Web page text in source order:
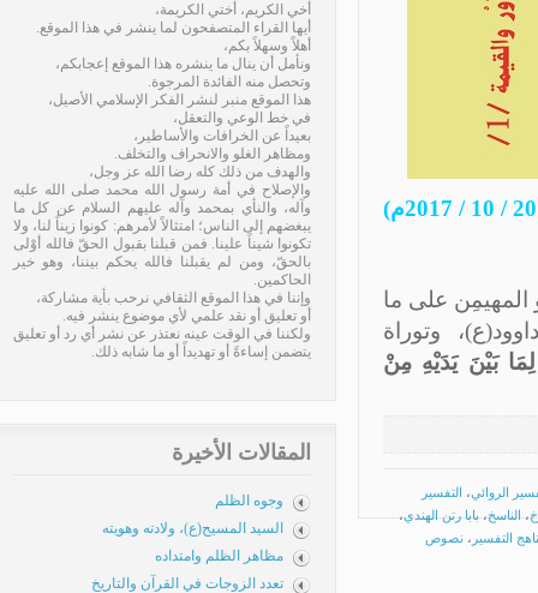
على ما
وتوراة
بَيْنَ يَدَيْهِ مِنْ
الروائي، التفسير
الناسخ،بابا رتن الهندي ،
التفسير، نصوص
أخي الكريم، أختي الكريمة،
أيها القراء المتصفحون لما ينشر في هذا الموقع.
أهلاً وسهلاً بكم،
ونأمل أن ينال ما ينشره هذا الموقع إعجابكم،
وتحصل منه الفائدة المرجوة.
هذا الموقع منبر لنشر الفكر الإسلامي الأصيل،
في خط الوعي والتعقل،
بعيداً عن الخرافات والأساطير،
ومظاهر الغلو والانحراف والتخلف.
والهدف من ذلك كله رضا الله عز وجل،
والإصلاح في أمة رسول الله محمد صلى الله عليه
وآله، والنأي بمحمد وآله عليهم السلام عن كل ما
يبغضهم إلى الناس؛ امتثالاً لأمرهم: كونوا زيناً لنا، ولا
تكونوا شيناً علينا. فمن قبلنا بقبول الحقّ فالله أوْلى
بالحقّ، ومن لم يقبلنا فالله يحكم بيننا، وهو خير
الحاكمين.
وإننا في هذا الموقع الثقافي نرحب بأية مشاركة،
أو تعليق أو نقد علمي لأي موضوع ينشر فيه.
ولكننا في الوقت عينه نعتذر عن نشر أي رد أو تعليق
يتضمن إساءةً أو تهديداً أو ما شابه ذلك.
المقالات الأخيرة
وجوه الظلم
السيد المسيح(ع)، ولادته وهويته
مظاهر الظلم وامتداده
تعدد الزوجات في القرآن والتاريخ